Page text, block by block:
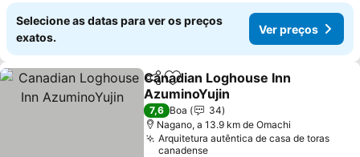
Selecione as datas para ver os preços
exatos.
Ver preços
PartilharAdicionar aos favoritos
Canadian Loghouse Inn
AzuminoYujin
7,6 Boa
34
Nagano, a 13.9 km de Omachi
Arquitetura autêntica de casa de toras
canadense